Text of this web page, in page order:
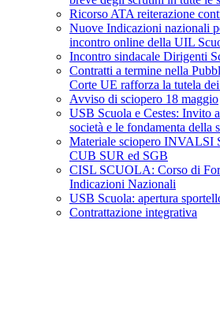
Ricorso ATA reiterazione
Nuove Indicazioni nazionali
incontro online della UIL
Incontro sindacale Dirigenti
Contratti a termine nella
Corte UE rafforza la tutela
Avviso di sciopero 18 maggio
USB Scuola e Cestes: Invito
società e le fondamenta della
Materiale sciopero INVALSI
CUB SUR ed SGB
CISL SCUOLA: Corso di
Indicazioni Nazionali
USB Scuola: apertura
Contrattazione integrativa